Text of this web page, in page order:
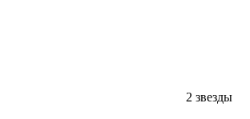
2 звезды